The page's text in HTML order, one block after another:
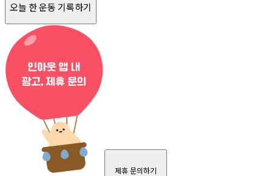
오늘 한 운동 기록하기
제휴 문의하기